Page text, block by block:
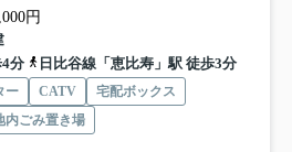
円
分
日比谷線「恵比寿」駅 徒歩3分
ー CATV
宅配ボックス
内ごみ置き場